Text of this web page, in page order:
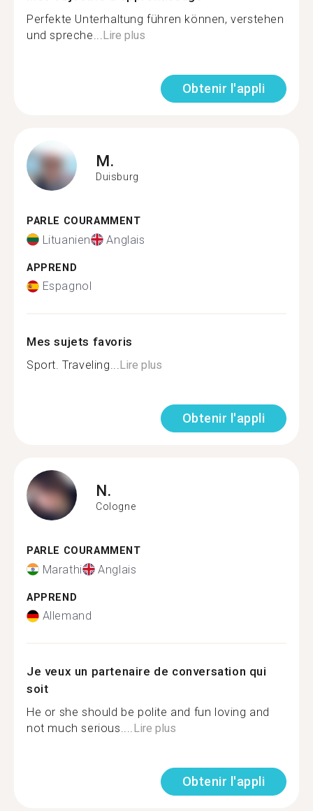
Perfekte Unterhaltung führen können, verstehen
und spreche...Lire plus
Obtenir l'appli
M.
Duisburg
PARLE COURAMMENT
Lituanien Anglais
APPREND
Espagnol
Mes sujets favoris
Sport. Traveling...Lire plus
Obtenir l'appli
N.
Cologne
PARLE COURAMMENT
Marathi Anglais
APPREND
Allemand
Je veux un partenaire de conversation qui
soit
He or she should be polite and fun loving and
not much serious....Lire plus
Obtenir l'appli